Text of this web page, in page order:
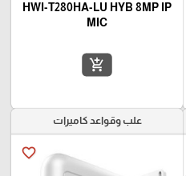
HWI-T280HA-LU HYB 8MP IP
MIC
add_shopping_cart
علب وقواعد كاميرات
favorite_border